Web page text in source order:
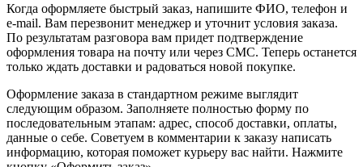
Когда оформляете быстрый заказ, напишите ФИО, телефон и
e-mail. Вам перезвонит менеджер и уточнит условия заказа.
По результатам разговора вам придет подтверждение
оформления товара на почту или через СМС. Теперь останется
только ждать доставки и радоваться новой покупке.
Оформление заказа в стандартном режиме выглядит
следующим образом. Заполняете полностью форму по
последовательным этапам: адрес, способ доставки, оплаты,
данные о себе. Советуем в комментарии к заказу написать
информацию, которая поможет курьеру вас найти. Нажмите